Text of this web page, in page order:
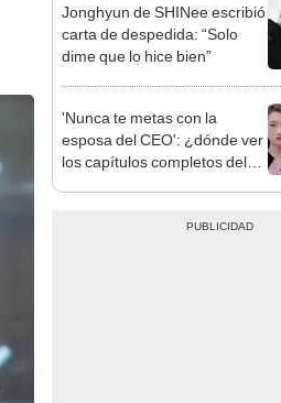
Jonghyun de SHINee escribió
carta de despedida: “Solo
dime que lo hice bien”
'Nunca te metas con la
esposa del CEO': ¿dónde ver
los capítulos completos del